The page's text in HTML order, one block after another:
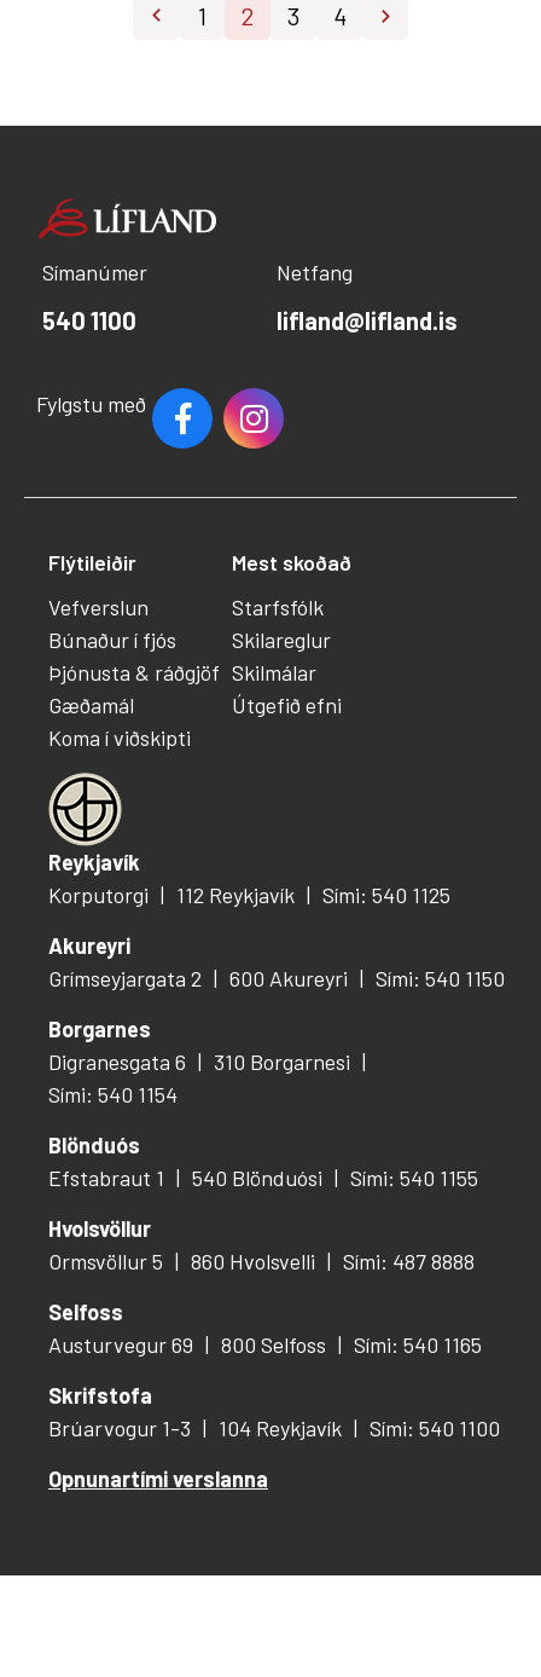
1 2 3 4
Símanúmer
540 1100
Netfang
lifland@lifland.is
Fylgstu með
Reykjavík
Korputorgi
112 Reykjavík
Sími: 540 1125
Akureyri
Grímseyjargata 2
600 Akureyri
Sími: 540 1150
Borgarnes
Digranesgata 6
310 Borgarnesi
Sími: 540 1154
Blönduós
Efstabraut 1
540 Blönduósi
Sími: 540 1155
Hvolsvöllur
Ormsvöllur 5
860 Hvolsvelli
Sími: 487 8888
Selfoss
Austurvegur 69
800 Selfoss
Sími: 540 1165
Skrifstofa
Brúarvogur 1-3
104 Reykjavík
Sími: 540 1100
Opnunartími verslanna
Flýtileiðir
Vefverslun
Búnaður í fjós
Þjónusta & ráðgjöf
Gæðamál
Koma í viðskipti
Mest skoðað
Starfsfólk
Skilareglur
Skilmálar
Útgefið efni